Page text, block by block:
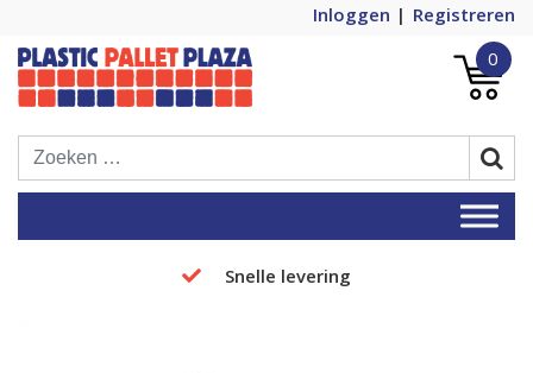
Inloggen
Registreren
Plastic Pallet Plaza
Plastic Pallets Plaza, de nummer 1 in
Europa!
0
Snelle levering